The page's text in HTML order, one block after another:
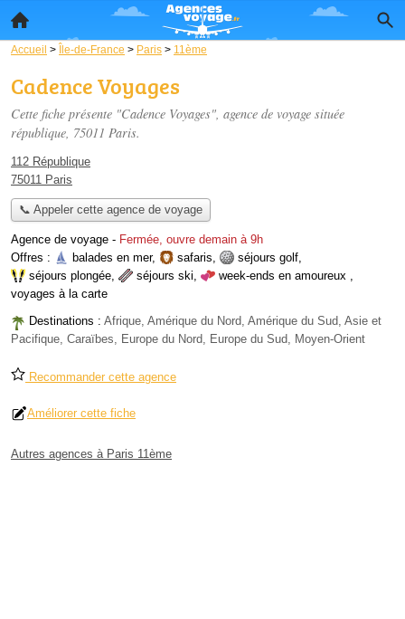
Accueil > Île-de-France > Paris > 11ème
Cadence Voyages
Cette fiche présente "Cadence Voyages", agence de voyage située
république, 75011 Paris.
112 République
75011 Paris
📞 Appeler cette agence de voyage
Agence de voyage - Fermée, ouvre demain à 9h
Offres :
balades en mer, safaris, séjours golf,
séjours plongée, séjours ski, week-ends en amoureux ,
voyages à la carte
Destinations : Afrique, Amérique du Nord, Amérique du Sud, Asie et
Pacifique, Caraïbes, Europe du Nord, Europe du Sud, Moyen-Orient
Recommander cette agence
Améliorer cette fiche
Autres agences à Paris 11ème